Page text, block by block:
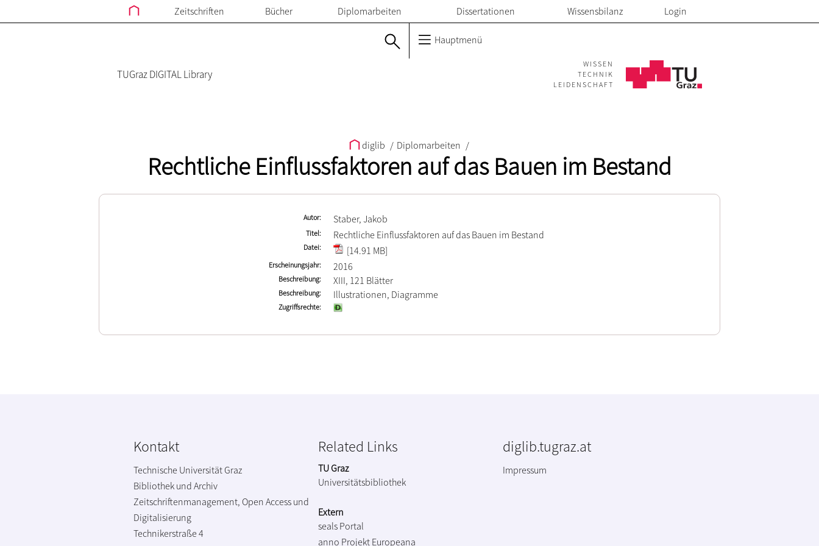
Zeitschriften Bücher Diplomarbeiten Dissertationen Wissensbilanz Login
Hauptmenü
TUGraz DIGITAL Library
WISSEN
TECHNIK
LEIDENSCHAFT
diglib / Diplomarbeiten /
Rechtliche Einflussfaktoren auf das Bauen im Bestand
Autor Staber, Jakob
Titel Rechtliche Einflussfaktoren auf das Bauen im Bestand
Datei [14.91 MB]
Erscheinungsjahr 2016
Beschreibung XIII, 121 Blätter
Beschreibung Illustrationen, Diagramme
Zugriffsrechte
Kontakt
Technische Universität Graz
Bibliothek und Archiv
Zeitschriftenmanagement, Open Access und
Digitalisierung
Technikerstraße 4
Related Links
TU Graz
Universitätsbibliothek
Extern
seals Portal
anno Projekt Europeana
diglib.tugraz.at
Impressum